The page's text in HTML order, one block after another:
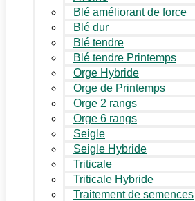
Blé améliorant de force
Blé dur
Blé tendre
Blé tendre Printemps
Orge Hybride
Orge de Printemps
Orge 2 rangs
Orge 6 rangs
Seigle
Seigle Hybride
Triticale
Triticale Hybride
Traitement de semences